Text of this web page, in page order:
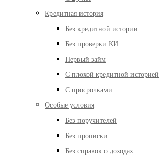
Кредитная история
Без кредитной истории
Без проверки КИ
Первый займ
С плохой кредитной историей
С просрочками
Особые условия
Без поручителей
Без прописки
Без справок о доходах